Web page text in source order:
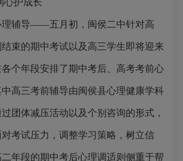
心护成长
辅导——五月初， 闽侯二中针对高
束的期中考试以及高三学生即将迎来
个年段安排了期中考后、高考考前心
高三考前辅导由闽侯县心理健康学科
团体减压活动以及个别咨询的形式，
考试压力，调整学习策略，树立信
年段的期中考后心理调适则侧重于帮